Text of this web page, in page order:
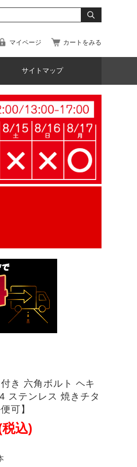
マイページ カートをみる
サイトマップ
き 六角ボルト ヘキ
ステンレス 焼きチタ
可】
税込)